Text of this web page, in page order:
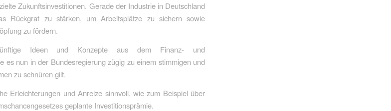
Zukunftsinvestitionen. Gerade der Industrie in Deutschland
Rückgrat zu stärken, um Arbeitsplätze zu sichern sowie
zu fördern.
Ideen und Konzepte aus dem Finanz- und
es nun in der Bundesregierung zügig zu einem stimmigen und
zu schnüren gilt.
Erleichterungen und Anreize sinnvoll, wie zum Beispiel über
geplante Investitionsprämie.